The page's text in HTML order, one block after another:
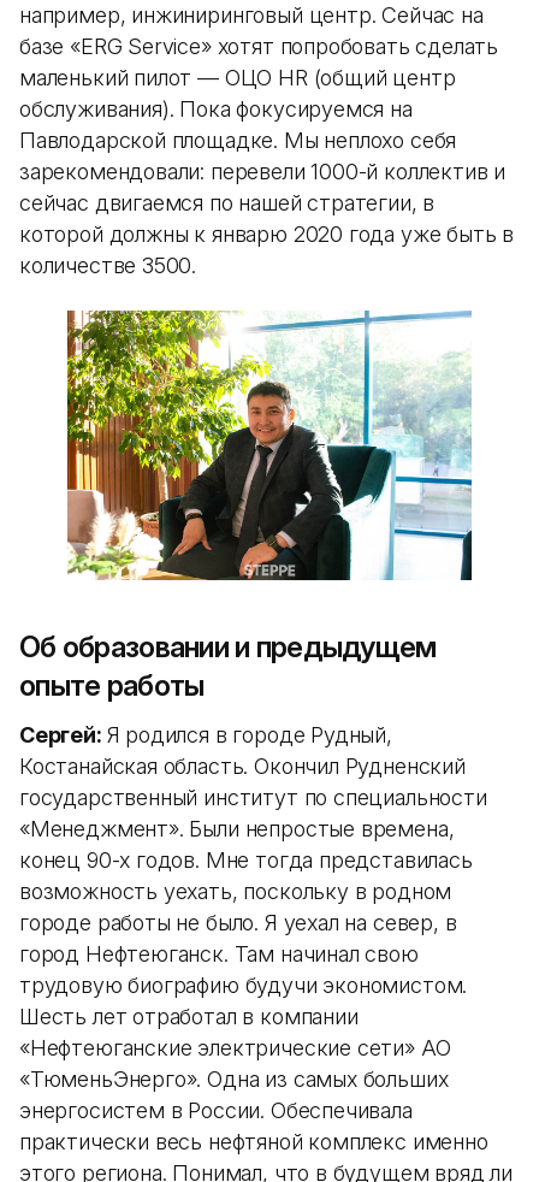
например, инжиниринговый центр. Сейчас на
базе «ERG Service» хотят попробовать сделать
маленький пилот — ОЦО HR (общий центр
обслуживания). Пока фокусируемся на
Павлодарской площадке. Мы неплохо себя
зарекомендовали: перевели 1000-й коллектив и
сейчас двигаемся по нашей стратегии, в
которой должны к январю 2020 года уже быть в
количестве 3500.
Об образовании и предыдущем
опыте работы
Сергей: Я родился в городе Рудный,
Костанайская область. Окончил Рудненский
государственный институт по специальности
«Менеджмент». Были непростые времена,
конец 90-х годов. Мне тогда представилась
возможность уехать, поскольку в родном
городе работы не было. Я уехал на север, в
город Нефтеюганск. Там начинал свою
трудовую биографию будучи экономистом.
Шесть лет отработал в компании
«Нефтеюганские электрические сети» АО
«ТюменьЭнерго». Одна из самых больших
энергосистем в России. Обеспечивала
практически весь нефтяной комплекс именно
этого региона. Понимал, что в будущем вряд ли